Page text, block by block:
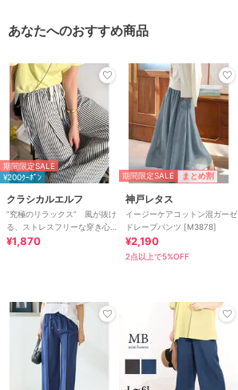
あなたへのおすすめ商品
期間限定SALE
¥200ｸｰﾎﾟﾝ
クラシカルエルフ
”究極のリラックス” 風が抜け
る、ストレスフリーな穿き心
地。サッカー素材タックワイド
¥1,870
期間限定SALE まとめ割
神戸レタス
イージーケアコットン混ガーゼ
ドレープパンツ [M3878]
¥2,190
2点以上で5%OFF